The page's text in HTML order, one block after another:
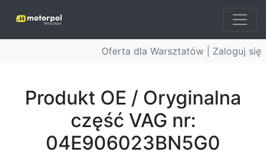
Oferta dla Warsztatów | Zaloguj się
Produkt OE / Oryginalna
część VAG nr:
04E906023BN5G0